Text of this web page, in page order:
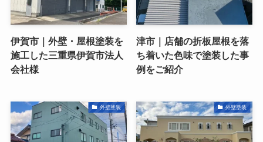
伊賀市｜外壁・屋根塗装を
施工した三重県伊賀市法人
会社様
津市｜店舗の折板屋根を落
ち着いた色味で塗装した事
例をご紹介
外壁塗装 外壁塗装